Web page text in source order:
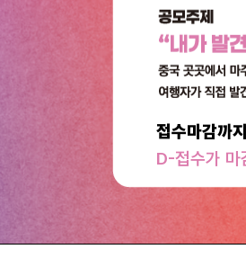
접수마감까지
D-접수가 마